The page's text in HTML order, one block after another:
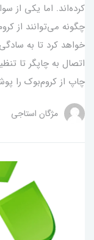
کرده‌اند. اما یکی از
چگونه می‌توانند از
خواهد کرد تا به
اتصال به چاپگر تا
چاپ از کروم‌بوک را
مژگان استاجی